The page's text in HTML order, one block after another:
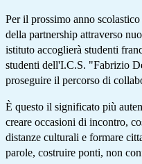
Per il prossimo anno
della partnership attraverso
istituto accoglierà studenti
studenti dell'I.C.S. "Fabrizio
proseguire il percorso di
È questo il significato più
creare occasioni di incontro,
distanze culturali e formare
parole, costruire ponti, non